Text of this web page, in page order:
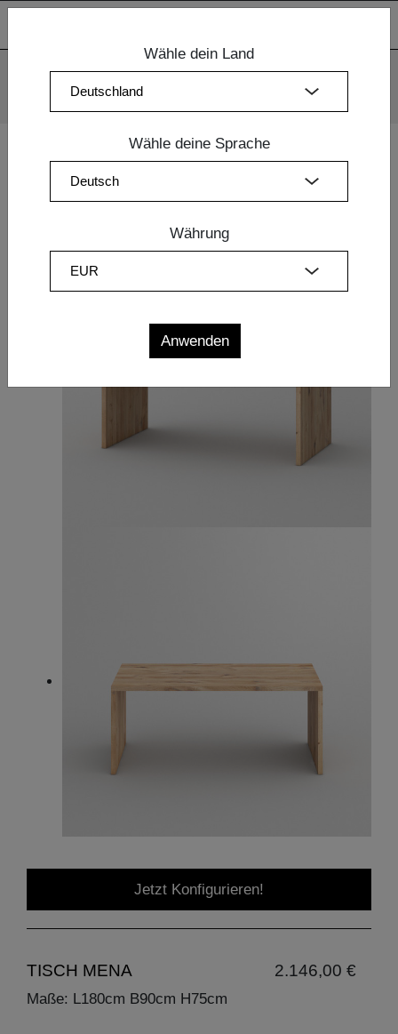
Webseiten sind Sie mit dem Einsatz der Cookies einverstanden.
Esszimmermöbel
Jetzt Konfigurieren!
TISCH MENA 2.146,00 €
Maße: L180cm B90cm H75cm
Wähle dein Land
Wähle deine Sprache
Währung